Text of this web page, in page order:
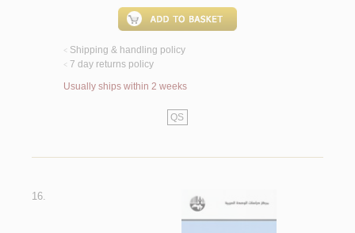
< Shipping & handling policy
< 7 day returns policy
Usually ships within 2 weeks
QS
16.